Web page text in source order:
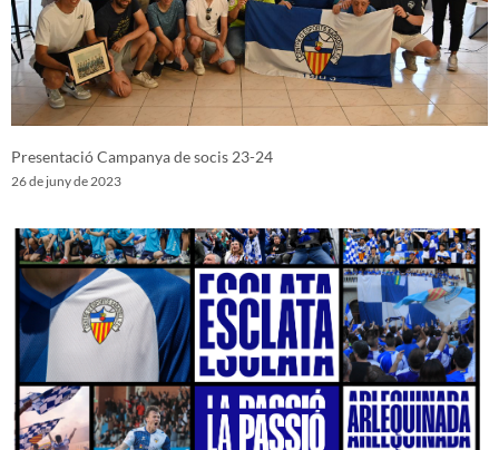
Presentació Campanya de socis 23-24
26 de juny de 2023